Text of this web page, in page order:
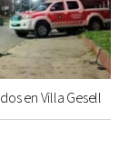
en Villa Gesell